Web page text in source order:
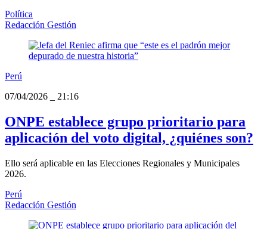
Política
Redacción Gestión
Perú
07/04/2026
21:16
ONPE establece grupo prioritario para
aplicación del voto digital, ¿quiénes son?
Ello será aplicable en las Elecciones Regionales y Municipales
2026.
Perú
Redacción Gestión